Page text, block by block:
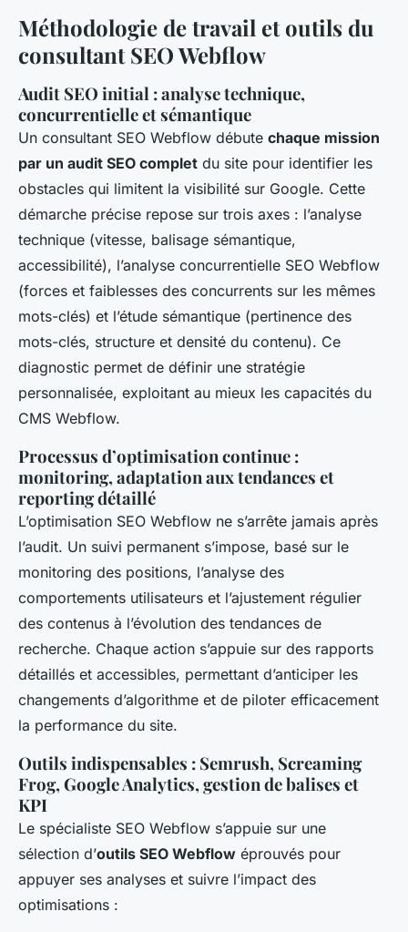
Méthodologie de travail et outils du
consultant SEO Webflow
Audit SEO initial : analyse technique,
concurrentielle et sémantique
Un consultant SEO Webflow débute chaque mission
par un audit SEO complet du site pour identifier les
obstacles qui limitent la visibilité sur Google. Cette
démarche précise repose sur trois axes : l’analyse
technique (vitesse, balisage sémantique,
accessibilité), l’analyse concurrentielle SEO Webflow
(forces et faiblesses des concurrents sur les mêmes
mots-clés) et l’étude sémantique (pertinence des
mots-clés, structure et densité du contenu). Ce
diagnostic permet de définir une stratégie
personnalisée, exploitant au mieux les capacités du
CMS Webflow.
Processus d’optimisation continue :
monitoring, adaptation aux tendances et
reporting détaillé
L’optimisation SEO Webflow ne s’arrête jamais après
l’audit. Un suivi permanent s’impose, basé sur le
monitoring des positions, l’analyse des
comportements utilisateurs et l’ajustement régulier
des contenus à l’évolution des tendances de
recherche. Chaque action s’appuie sur des rapports
détaillés et accessibles, permettant d’anticiper les
changements d’algorithme et de piloter efficacement
la performance du site.
Outils indispensables : Semrush, Screaming
Frog, Google Analytics, gestion de balises et
KPI
Le spécialiste SEO Webflow s’appuie sur une
sélection d’outils SEO Webflow éprouvés pour
appuyer ses analyses et suivre l’impact des
optimisations :